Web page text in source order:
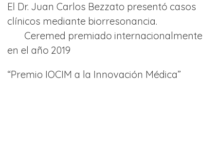
El Dr. Juan Carlos Bezzato presentó casos
clínicos mediante biorresonancia.
Ceremed premiado internacionalmente
en el año 2019
“Premio IOCIM a la Innovación Médica”